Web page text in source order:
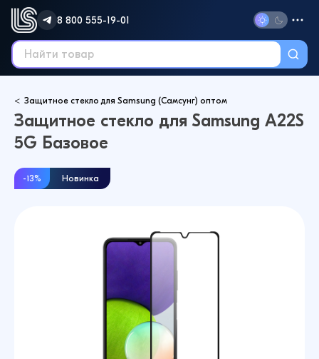
8 800 555-19-01
Защитное стекло для Samsung (Самсунг) оптом
Защитное стекло для Samsung A22S
5G Базовое
-13% Новинка